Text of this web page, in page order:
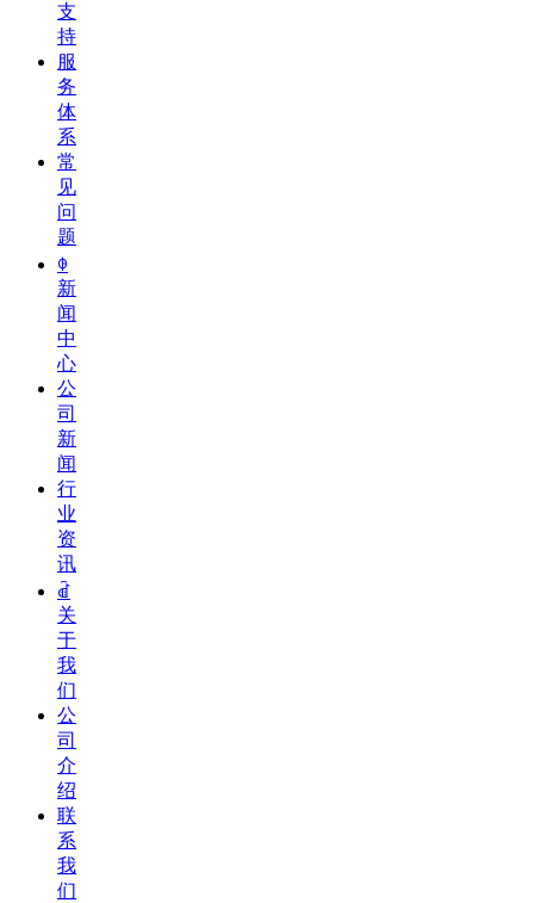
支
持
服
务
体
系
常
见
问
题
ꂈ
新
闻
中
心
公
司
新
闻
行
业
资
讯
ꀶ
关
于
我
们
公
司
介
绍
联
系
我
们